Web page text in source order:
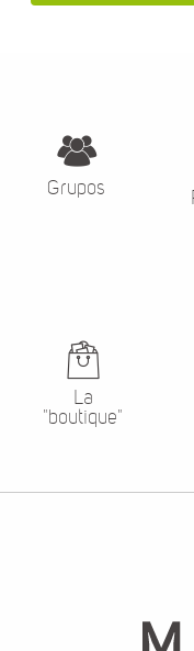
Grupos
La
"boutique"